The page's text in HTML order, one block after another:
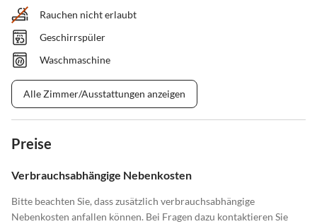
Rauchen nicht erlaubt
Geschirrspüler
Waschmaschine
Alle Zimmer/Ausstattungen anzeigen
Preise
Verbrauchsabhängige Nebenkosten
Bitte beachten Sie, dass zusätzlich verbrauchsabhängige
Nebenkosten anfallen können. Bei Fragen dazu kontaktieren Sie